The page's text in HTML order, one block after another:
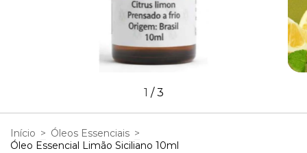
1 /3
Início > Óleos Essenciais >
Óleo Essencial Limão Siciliano 10ml